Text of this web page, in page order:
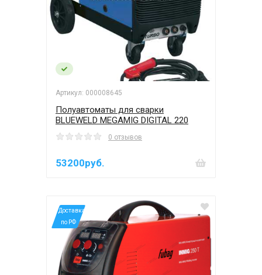
Артикул: 000008645
Полуавтоматы для сварки
BLUEWELD MEGAMIG DIGITAL 220
0 отзывов
53200руб.
*Доставка
по РФ